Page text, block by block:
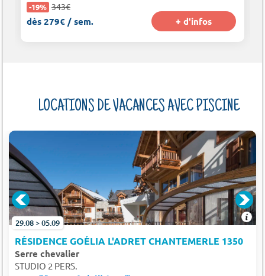
-19% 343€
dès 279€ / sem. + d'infos
LOCATIONS DE VACANCES AVEC PISCINE
29.08 > 05.09
RÉSIDENCE GOÉLIA L'ADRET CHANTEMERLE 1350
Serre chevalier
STUDIO 2 PERS.